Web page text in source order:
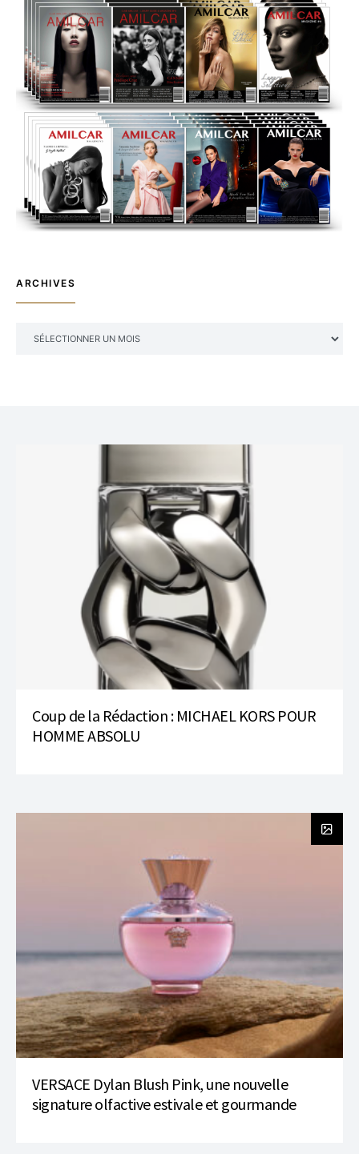
ARCHIVES
Coup de la Rédaction : MICHAEL KORS POUR
HOMME ABSOLU
VERSACE Dylan Blush Pink, une nouvelle
signature olfactive estivale et gourmande